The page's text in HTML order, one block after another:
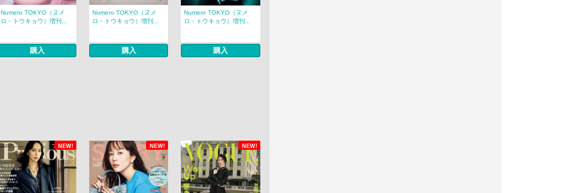
Numero TOKYO（ヌメ
ロ・トウキョウ）増刊...
購入
Numero TOKYO（ヌメ
ロ・トウキョウ）増刊...
購入
Numero TOKYO（ヌメ
ロ・トウキョウ）増刊...
購入
NEW! NEW! NEW!